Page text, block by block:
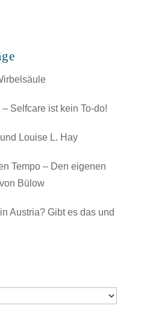
Selfcare ist kein To-do!
Louise L. Hay
Tempo – Den eigenen
Bülow
Austria? Gibt es das und